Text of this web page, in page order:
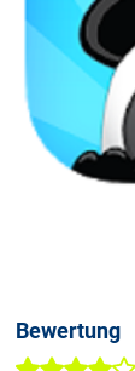
Bewertung